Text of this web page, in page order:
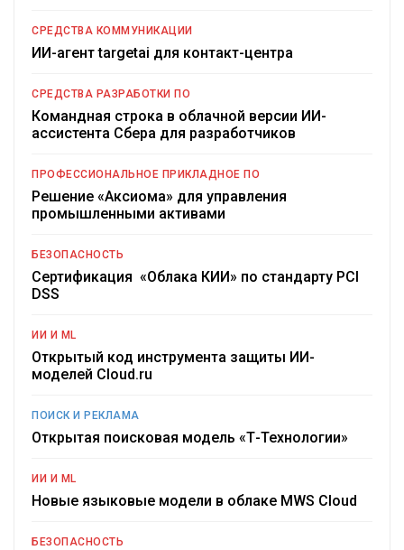
СРЕДСТВА КОММУНИКАЦИИ
ИИ-агент targetai для контакт-центра
СРЕДСТВА РАЗРАБОТКИ ПО
Командная строка в облачной версии ИИ-
ассистента Сбера для разработчиков
ПРОФЕССИОНАЛЬНОЕ ПРИКЛАДНОЕ ПО
Решение «Аксиома» для управления
промышленными активами
БЕЗОПАСНОСТЬ
Сертификация «Облака КИИ» по стандарту PCI
DSS
ИИ И ML
Открытый код инструмента защиты ИИ-
моделей Cloud.ru
ПОИСК И РЕКЛАМА
Открытая поисковая модель «Т-Технологии»
ИИ И ML
Новые языковые модели в облаке MWS Cloud
БЕЗОПАСНОСТЬ